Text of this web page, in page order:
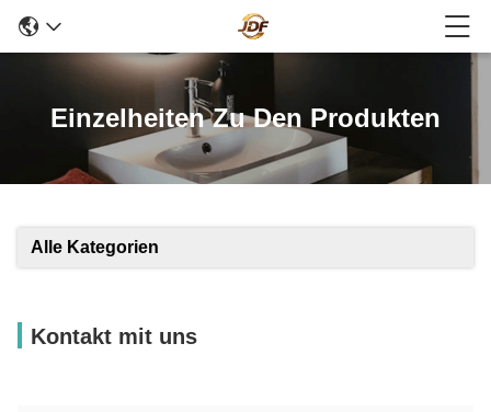
Einzelheiten Zu Den Produkten
Alle Kategorien
Kontakt mit uns